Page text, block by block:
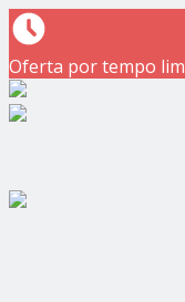
Oferta por tempo